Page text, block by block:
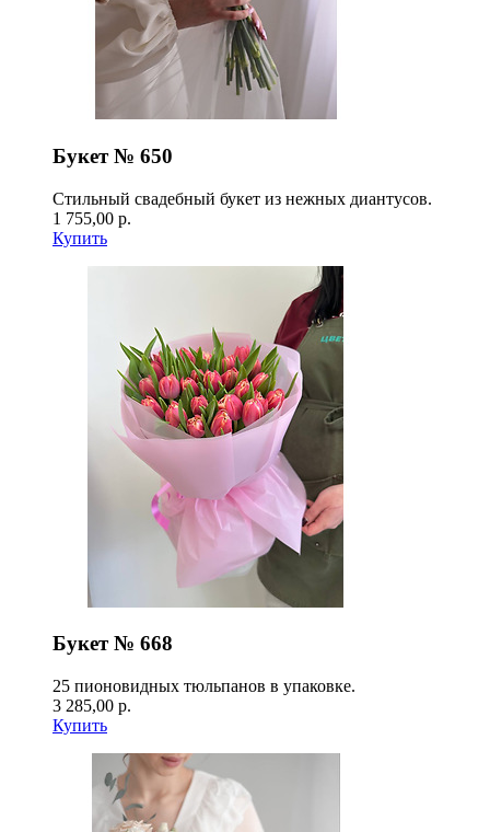
Букет № 650
Стильный свадебный букет из нежных диантусов.
1 755,00 р.
Купить
Букет № 668
25 пионовидных тюльпанов в упаковке.
3 285,00 р.
Купить